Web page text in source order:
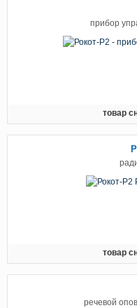
прибор
товар
товар
речевой